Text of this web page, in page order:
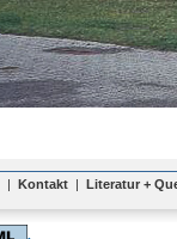
| Kontakt | Literatur +